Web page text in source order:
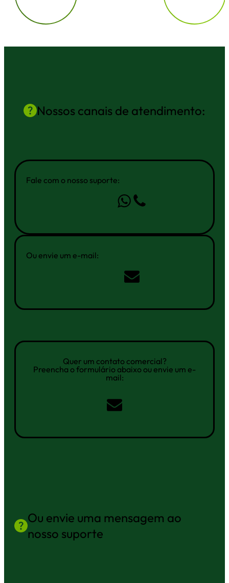
Nossos canais de atendimento:
Fale com o nosso suporte:
Ou envie um e-mail:
Quer um contato comercial?
Preencha o formulário abaixo ou envie um e-
mail:
Ou envie uma mensagem ao
nosso suporte